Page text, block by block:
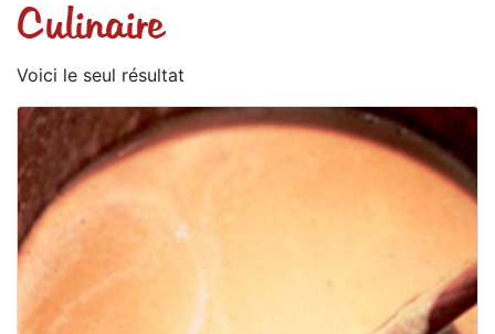
Culinaire
Voici le seul résultat